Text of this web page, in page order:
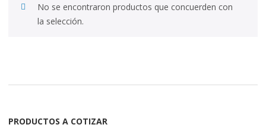
No se encontraron productos que concuerden con
la selección.
PRODUCTOS A COTIZAR